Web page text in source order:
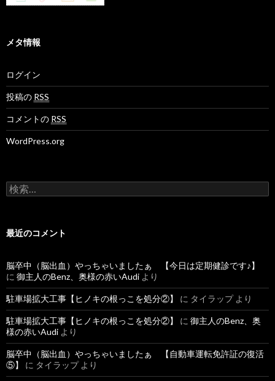
メタ情報
ログイン
投稿の RSS
コメントの RSS
WordPress.org
検
索
最近のコメント
脳卒中（脳出血）やっちゃいましたぁ 【今日は定期健診です♪】
に 御主人のBenz、奥様の赤いAudi より
駐車場拡大工事【ヒノキの根っこを処分②】 に タイラップより
駐車場拡大工事【ヒノキの根っこを処分②】 に 御主人のBenz、奥
様の赤いAudi より
脳卒中（脳出血）やっちゃいましたぁ 【自動車運転免許証の復活
⑤】
に タイラップより